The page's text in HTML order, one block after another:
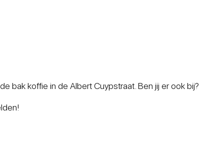
bak koffie in de Albert Cuypstraat. Ben jij er ook bij?